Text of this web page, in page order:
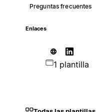
Preguntas frecuentes
Enlaces
1 plantilla